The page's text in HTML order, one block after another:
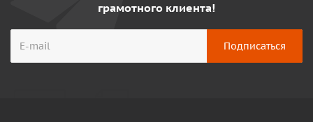
грамотного клиента!